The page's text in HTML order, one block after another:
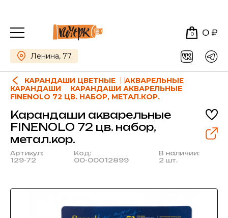
0 0 ₽
Ленина, 77
КАРАНДАШИ ЦВЕТНЫЕ
АКВАРЕЛЬНЫЕ
КАРАНДАШИ
КАРАНДАШИ АКВАРЕЛЬНЫЕ
FINENOLO 72 ЦВ. НАБОР, МЕТАЛ.КОР.
Карандаши акварельные
FINENOLO 72 цв. набор,
метал.кор.
Артикул:
129-72
Код:
00-00012899
В наличии:
2 шт.